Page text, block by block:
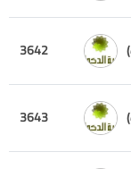
3642
3643